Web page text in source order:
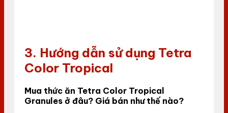
3. Hướng dẫn sử dụng Tetra
Color Tropical
Mua thức ăn Tetra Color Tropical
Granules ở đâu? Giá bán như thế nào?